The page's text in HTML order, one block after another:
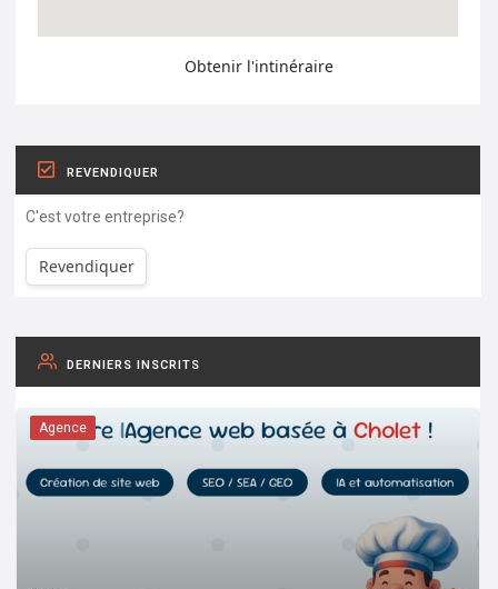
Obtenir l'intinéraire
REVENDIQUER
C'est votre entreprise?
Revendiquer
DERNIERS INSCRITS
Agence